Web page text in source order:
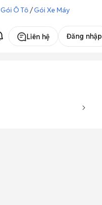
Gói Ô Tô /Gói Xe Máy
Liên hệ Đăng nhập